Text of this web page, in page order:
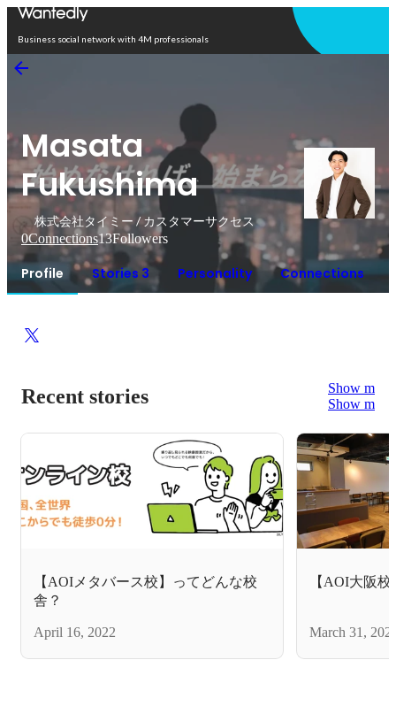
Business social network with 4M professionals
Masata
Fukushima
株式会社タイミー / カスタマーサクセス
0Connections13Followers
Profile Stories 3 Personality Connections
Recent stories
Show more
Show more
【AOIメタバース校】ってどんな校
舎？
April 16, 2022
【AOI大阪
March 31,